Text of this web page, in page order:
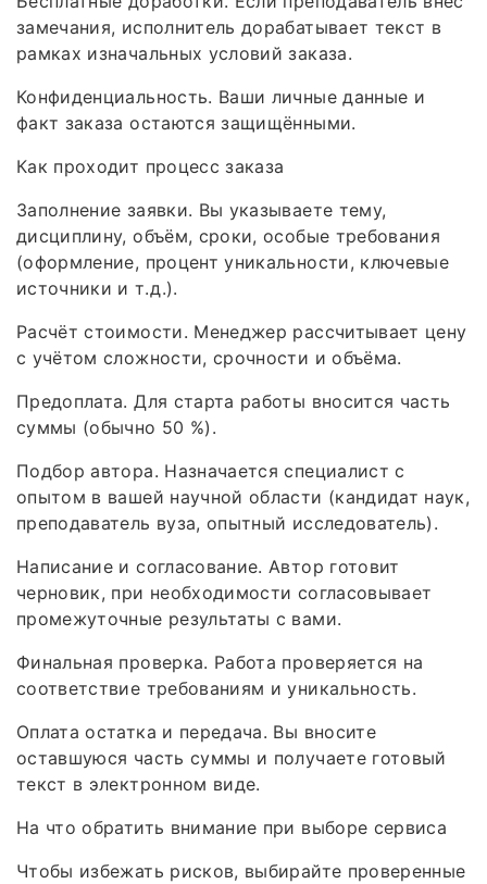
замечания, исполнитель дорабатывает текст в
рамках изначальных условий заказа.
Конфиденциальность. Ваши личные данные и
факт заказа остаются защищёнными.
Как проходит процесс заказа
Заполнение заявки. Вы указываете тему,
дисциплину, объём, сроки, особые требования
(оформление, процент уникальности, ключевые
источники и т. д.).
Расчёт стоимости. Менеджер рассчитывает цену
с учётом сложности, срочности и объёма.
Предоплата. Для старта работы вносится часть
суммы (обычно 50 %).
Подбор автора. Назначается специалист с
опытом в вашей научной области (кандидат наук,
преподаватель вуза, опытный исследователь).
Написание и согласование. Автор готовит
черновик, при необходимости согласовывает
промежуточные результаты с вами.
Финальная проверка. Работа проверяется на
соответствие требованиям и уникальность.
Оплата остатка и передача. Вы вносите
оставшуюся часть суммы и получаете готовый
текст в электронном виде.
На что обратить внимание при выборе сервиса
Чтобы избежать рисков, выбирайте проверенные